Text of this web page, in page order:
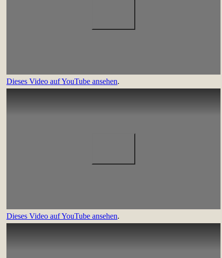
Dieses Video auf YouTube ansehen.
Dieses Video auf YouTube ansehen.